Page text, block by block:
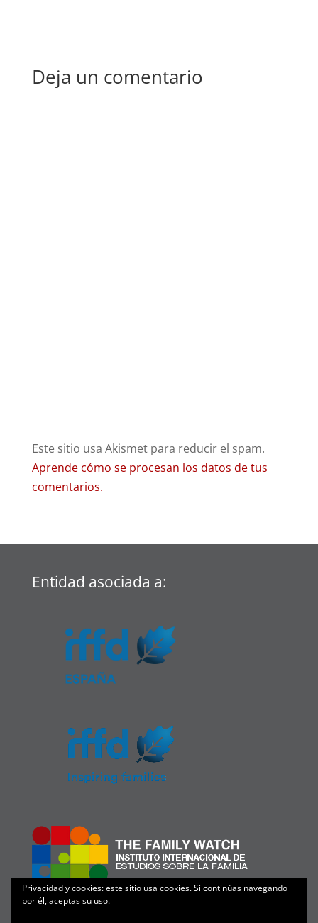
Deja un comentario
Este sitio usa Akismet para reducir el spam.
Aprende cómo se procesan los datos de tus
comentarios.
Entidad asociada a:
Privacidad y cookies: este sitio usa cookies. Si continúas navegando
por él, aceptas su uso.